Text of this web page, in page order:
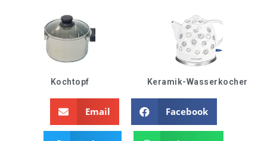
Kochtopf Keramik-Wasserkocher
Email Facebook